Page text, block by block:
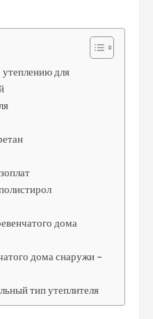
для
дома
дома снаружи –
тип утеплителя